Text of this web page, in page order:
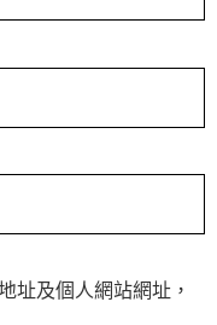
址及個人網站網址，